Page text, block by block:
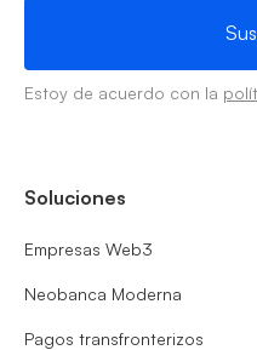
Estoy de acuerdo con la
Soluciones
Empresas Web3
Neobanca Moderna
Pagos transfronterizos